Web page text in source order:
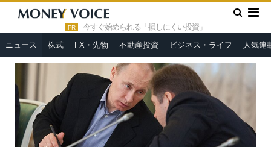
PR 今すぐ始められる「損しにくい投資」
ニュース 株式 FX・先物 不動産投資 ビジネス・ライフ 人気連
HOME » ニュース »
手ごわいプーチン大統領を出し抜き、北方
領土問題を解決する秘策とは＝浜田和幸